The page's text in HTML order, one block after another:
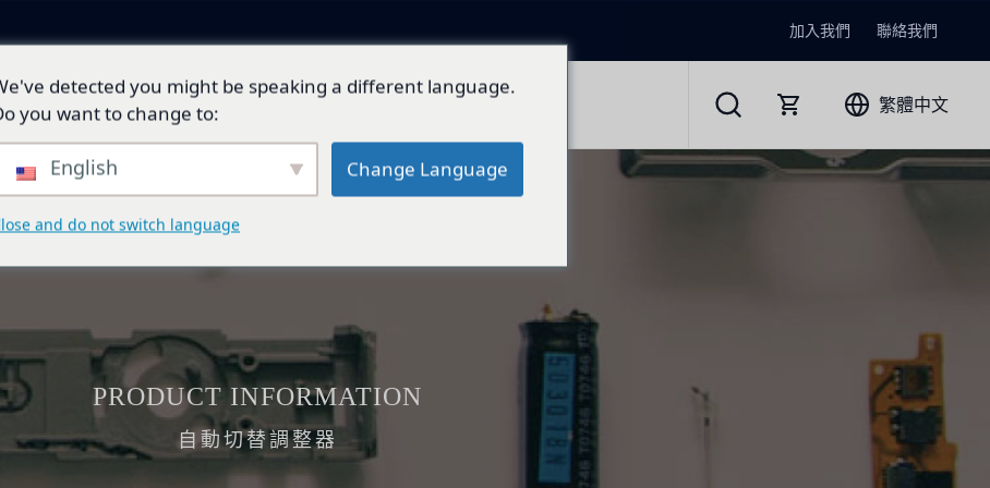
加入我們 聯絡我們
產品與解決方案 技術開發 總代理品牌 繁體中文
PRODUCT INFORMATION
自動切替調整器
detected you might be speaking a different language.
you want to change to:
English Change Language
and do not switch language